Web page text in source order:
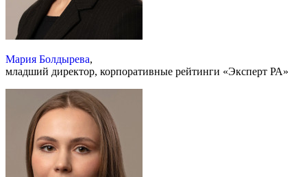
Мария Болдырева,
младший директор, корпоративные рейтинги «Эксперт РА»